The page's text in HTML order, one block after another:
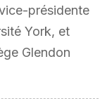
présidente
York, et
Glendon